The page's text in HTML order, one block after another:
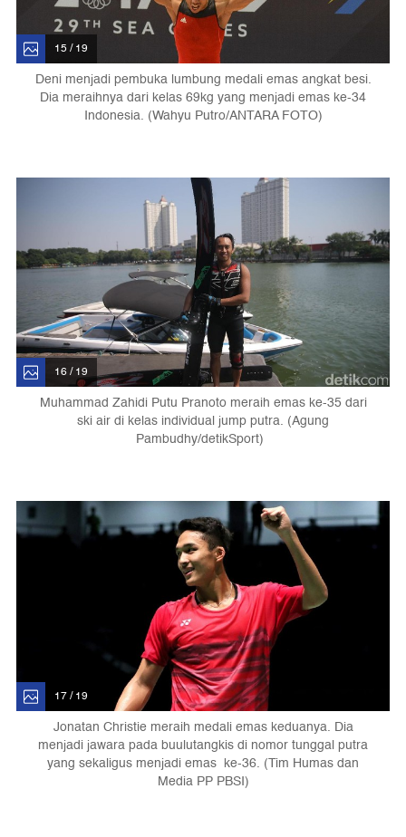
15 / 19
Deni menjadi pembuka lumbung medali emas angkat besi.
Dia meraihnya dari kelas 69kg yang menjadi emas ke-34
Indonesia. (Wahyu Putro/ANTARA FOTO)
16 / 19
Muhammad Zahidi Putu Pranoto meraih emas ke-35 dari
ski air di kelas individual jump putra. (Agung
Pambudhy/detikSport)
17 / 19
Jonatan Christie meraih medali emas keduanya. Dia
menjadi jawara pada buulutangkis di nomor tunggal putra
yang sekaligus menjadi emas ke-36. (Tim Humas dan
Media PP PBSI)